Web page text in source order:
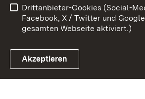
Link zum Landesportal
Impressum Cookies
Drittanbieter-Cookies (Social-
Facebook, X / Twitter und
gesamten Webseite aktiviert.)
Akzeptieren